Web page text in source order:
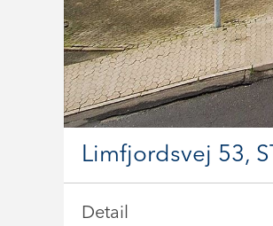
Limfjordsvej 53,
Detail